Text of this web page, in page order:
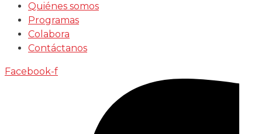
Quiénes somos
Programas
Colabora
Contáctanos
Facebook-f